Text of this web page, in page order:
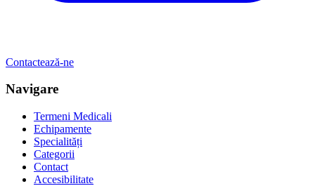
Contactează-ne
Navigare
Termeni Medicali
Echipamente
Specialități
Categorii
Contact
Accesibilitate